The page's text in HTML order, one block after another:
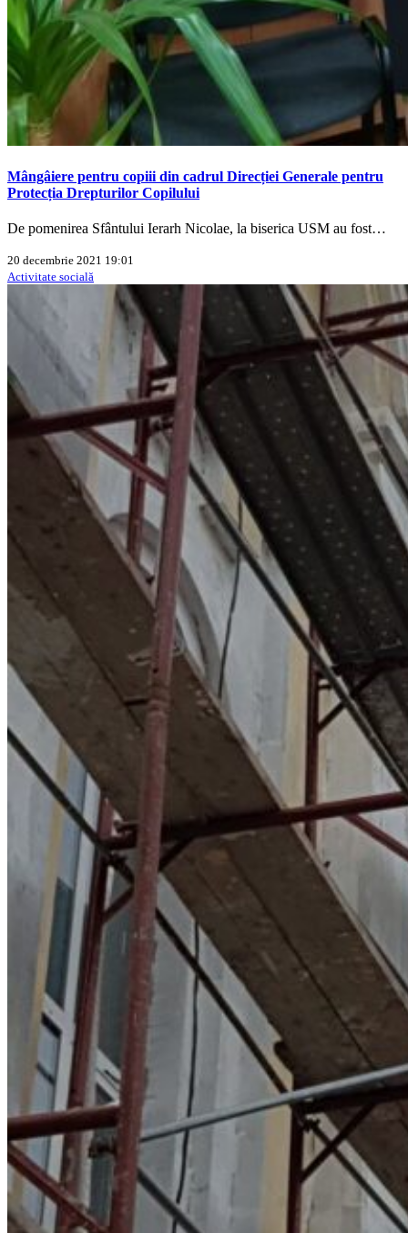
Mângâiere pentru copiii din cadrul Direcției Generale pentru
Protecția Drepturilor Copilului
De pomenirea Sfântului Ierarh Nicolae, la biserica USM au fost…
20 decembrie 2021 19:01
Activitate socială